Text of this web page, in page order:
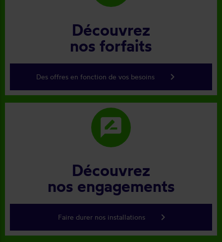
Découvrez
nos forfaits
Des offres en fonction de vos besoins keyboard_arrow_right
rate_review
Découvrez
nos engagements
Faire durer nos installations keyboard_arrow_right